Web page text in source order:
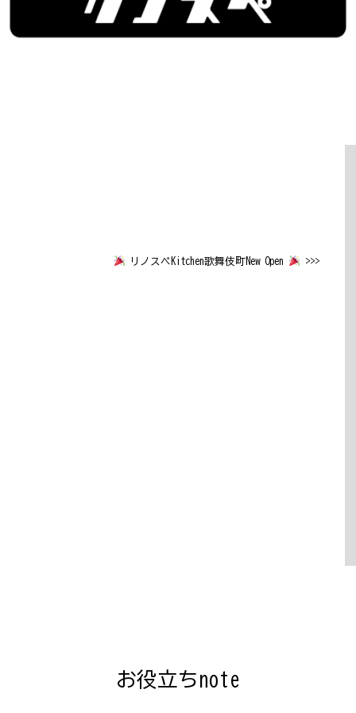
リノスペKitchen歌舞伎町New Open >>>
お役立ちnote